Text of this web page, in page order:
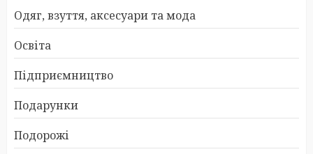
Одяг, взуття, аксесуари та мода
Освіта
Підприємництво
Подарунки
Подорожі